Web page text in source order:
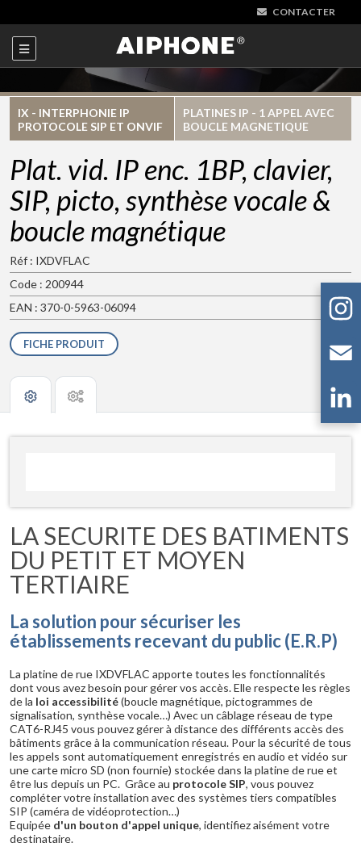
CONTACTER
IX - INTERPHONIE IP
PROTOCOLE SIP ET ONVIF
PLATINES IP - 1 APPEL AVEC
BOUCLE MAGNETIQUE
Plat. vid. IP enc. 1BP, clavier,
SIP, picto, synthèse vocale &
boucle magnétique
Réf : IXDVFLAC
Code : 200944
EAN : 370-0-5963-06094
FICHE PRODUIT
LA SECURITE DES BATIMENTS
DU PETIT ET MOYEN
TERTIAIRE
La solution pour sécuriser les
établissements recevant du public (E.R.P)
La platine de rue IXDVFLAC apporte toutes les fonctionnalités
dont vous avez besoin pour gérer vos accès. Elle respecte les règles
de la loi accessibilité(boucle magnétique, pictogrammes de
signalisation, synthèse vocale…) Avec un câblage réseau de type
CAT6-RJ45 vous pouvez gérer à distance des différents accès des
bâtiments grâce à la communication réseau. Pour la sécurité de tous
les appels sont automatiquement enregistrés en audio et vidéo sur
une carte micro SD (non fournie) stockée dans la platine de rue et
être lus depuis un PC. Grâce au protocole SIP, vous pouvez
compléter votre installation avec des systèmes tiers compatibles
SIP (caméra de vidéoprotection…)
Equipée d'un bouton d'appel unique, identifiez aisément votre
destinataire.